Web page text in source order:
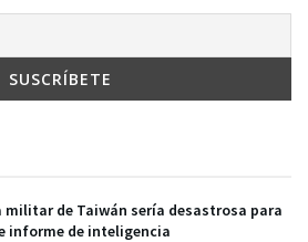
militar de Taiwán sería desastrosa para
informe de inteligencia